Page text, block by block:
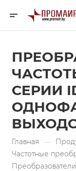
СЕРИИ
Главная —
Частотные